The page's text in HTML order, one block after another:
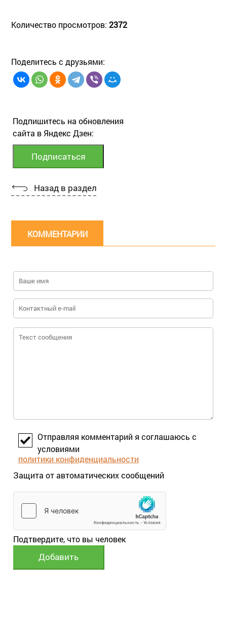
Количество просмотров: 2372
Поделитесь с друзьями:
Подпишитесь на обновления
сайта в Яндекс Дзен:
Назад в раздел
КОММЕНТАРИИ
Отправляя комментарий я соглашаюсь с
условиями
политики конфиденциальности
Защита от автоматических сообщений
Подтвердите, что вы человек